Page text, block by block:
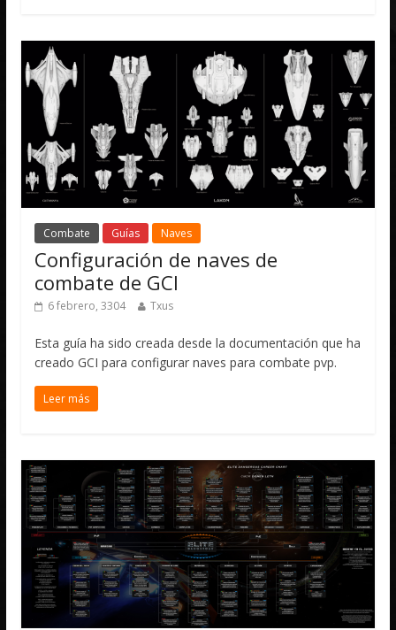
Combate Guías Naves
Configuración de naves de
combate de GCI
6 febrero, 3304 Txus
Esta guía ha sido creada desde la documentación que ha
creado GCI para configurar naves para combate pvp.
Leer más